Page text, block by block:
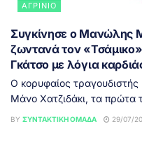
ΑΓΡΊΝΙΟ
Συγκίνησε ο Μανώλης
ζωντανά τον «Τσάμικο»
Γκάτσο με λόγια
Ο κορυφαίος τραγουδιστής
Μάνο Χατζιδάκι, τα πρώτα
BY ΣΥΝΤΑΚΤΙΚΉ ΟΜΆΔΑ 29/07/